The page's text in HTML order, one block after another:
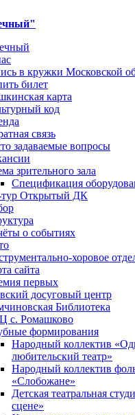
в кружки Московской
билет
карта
код
связь
задаваемые вопросы
зрительного зала
Спецификация
Открытый ДК
о событиях
хоровое
сайта
первых
досуговый центр
Библиотека
с. Ромашково
формирования
Народный коллектив
любительский театр»
Народный коллектив
«Слобожане»
Детская театральная
сцене»